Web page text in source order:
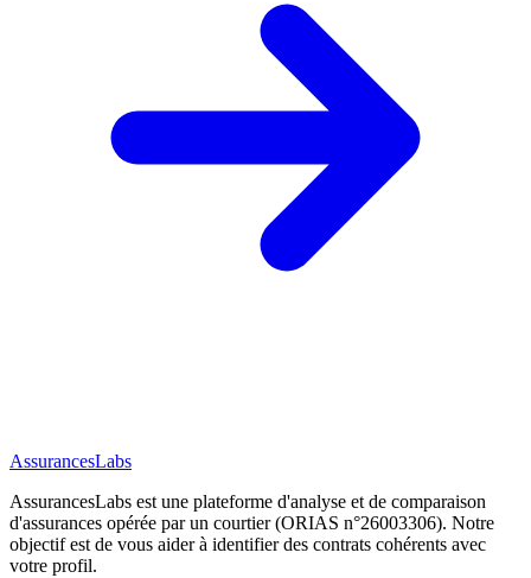
AssurancesLabs
AssurancesLabs est une plateforme d'analyse et de comparaison
d'assurances opérée par un courtier (ORIAS n°26003306). Notre
objectif est de vous aider à identifier des contrats cohérents avec
votre profil.